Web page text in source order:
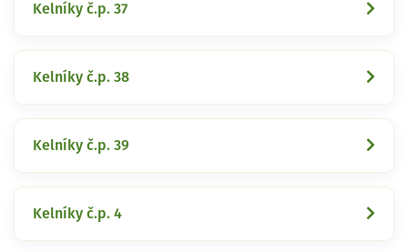
Kelníky č.p. 37
Kelníky č.p. 38
Kelníky č.p. 39
Kelníky č.p. 4